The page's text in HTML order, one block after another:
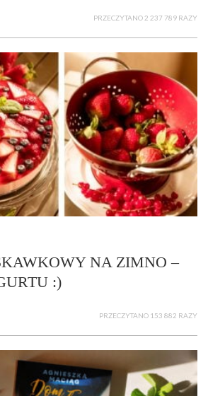
PRZECZYTANO 2 237 789 RAZY
NA ZIMNO –
:)
PRZECZYTANO 153 882 RAZY